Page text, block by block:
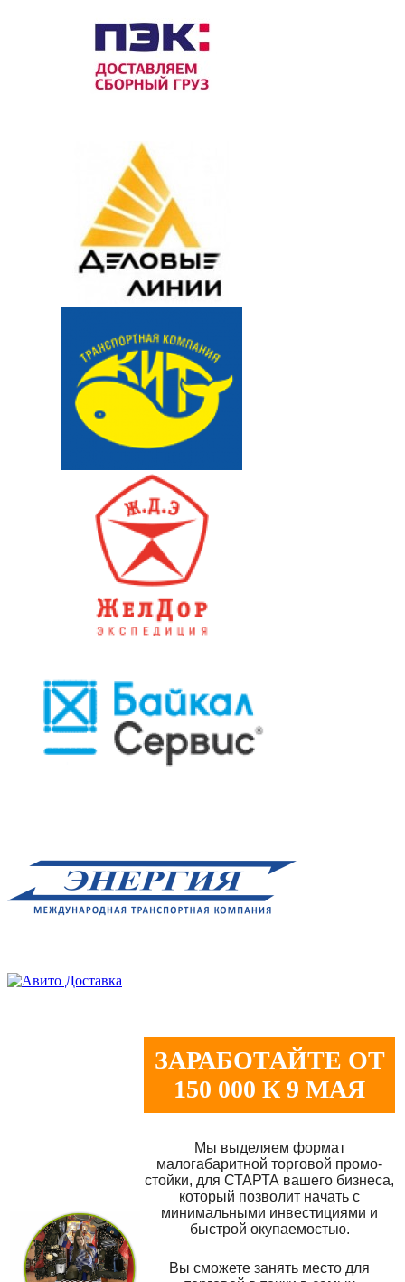
ЗАРАБОТАЙТЕ ОТ
150 000 К 9 МАЯ
Мы выделяем формат
малогабаритной торговой промо-
стойки, для СТАРТА вашего бизнеса,
который позволит начать с
минимальными инвестициями и
быстрой окупаемостью.
Вы сможете занять место для